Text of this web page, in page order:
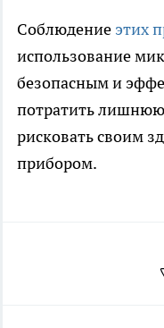
Соблюдение этих
использование
безопасным и
потратить лишнюю
рисковать своим
прибором.